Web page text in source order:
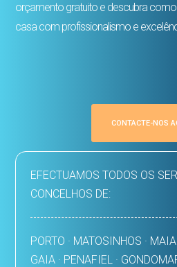
orçamento gratuito e descubra
casa com profissionalismo e
CONTACTE-NOS
EFECTUAMOS TODOS OS
CONCELHOS DE:
PORTO · MATOSINHOS ·
GAIA · PENAFIEL ·